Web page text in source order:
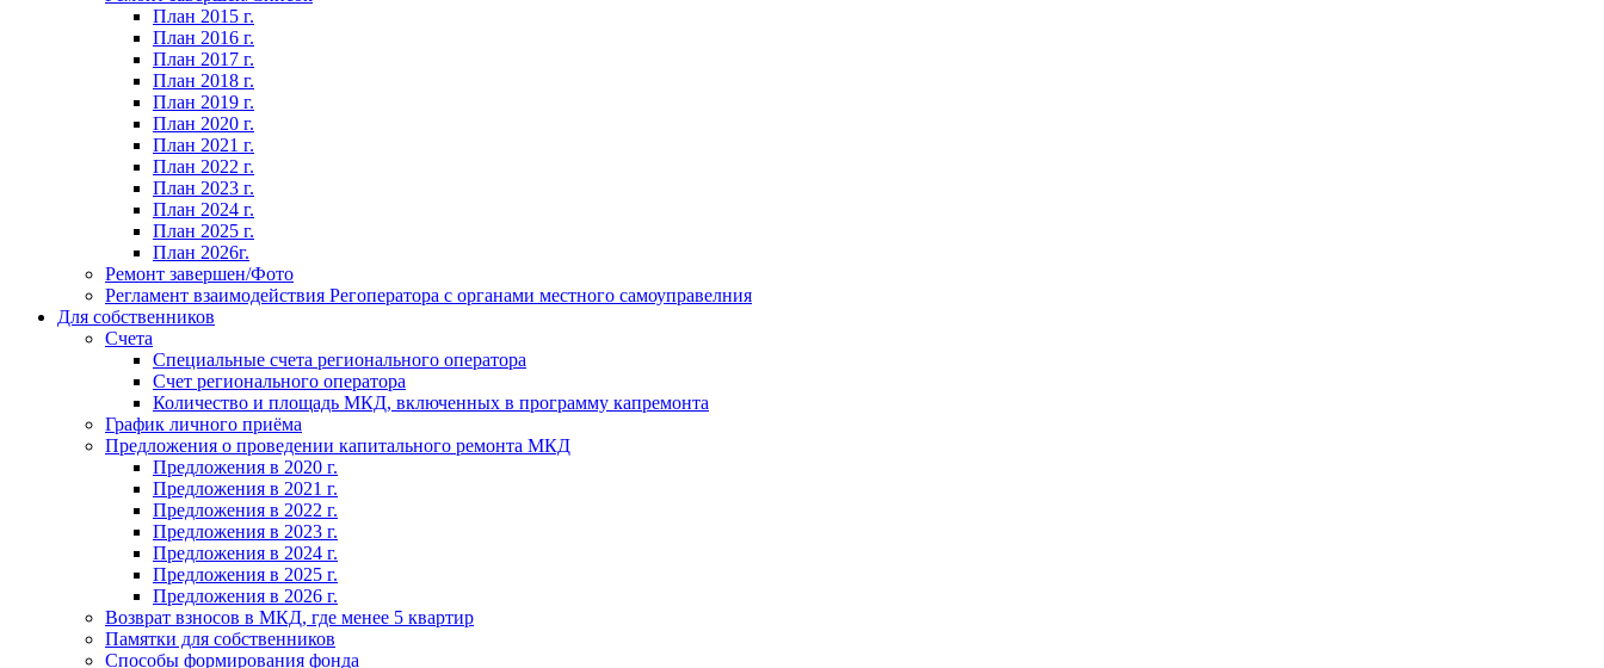
План 2015 г.
План 2016 г.
План 2017 г.
План 2018 г.
План 2019 г.
План 2020 г.
План 2021 г.
План 2022 г.
План 2023 г.
План 2024 г.
План 2025 г.
План 2026г.
Ремонт завершен/Фото
Регламент взаимодействия Регоператора с органами местного самоуправелния
Для собственников
Счета
Специальные счета регионального оператора
Счет регионального оператора
Количество и площадь МКД, включенных в программу капремонта
График личного приёма
Предложения о проведении капитального ремонта МКД
Предложения в 2020 г.
Предложения в 2021 г.
Предложения в 2022 г.
Предложения в 2023 г.
Предложения в 2024 г.
Предложения в 2025 г.
Предложения в 2026 г.
Возврат взносов в МКД, где менее 5 квартир
Памятки для собственников
Способы формирования фонда